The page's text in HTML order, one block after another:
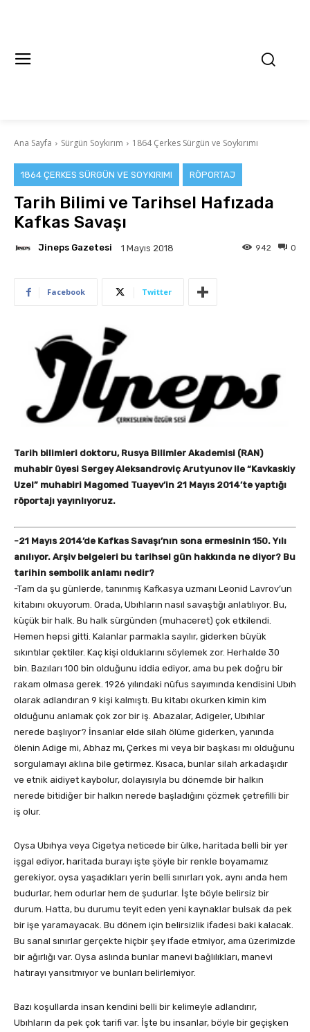
Ana Sayfa Sürgün Soykırım 1864 Çerkes Sürgün ve Soykırımı
1864 ÇERKES SÜRGÜN VE SOYKIRIMI RÖPORTAJ
Tarih Bilimi ve Tarihsel Hafızada
Kafkas Savaşı
Jineps Gazetesi 1 Mayıs 2018 0
942
Facebook Twitter
Tarih bilimleri doktoru, Rusya Bilimler Akademisi (RAN)
muhabir üyesi Sergey Aleksandroviç Arutyunov ile “Kavkaskiy
Uzel” muhabiri Magomed Tuayev’in 21 Mayıs 2014’te yaptığı
röportajı yayınlıyoruz.
-21 Mayıs 2014’de Kafkas Savaşı’nın sona ermesinin 150. Yılı
anılıyor. Arşiv belgeleri bu tarihsel gün hakkında ne diyor? Bu
tarihin sembolik anlamı nedir?
-Tam da şu günlerde, tanınmış Kafkasya uzmanı Leonid Lavrov’un
kitabını okuyorum. Orada, Ubıhların nasıl savaştığı anlatılıyor. Bu,
küçük bir halk. Bu halk sürgünden (muhaceret) çok etkilendi.
Hemen hepsi gitti. Kalanlar parmakla sayılır, giderken büyük
sıkıntılar çektiler. Kaç kişi olduklarını söylemek zor. Herhalde 30
bin. Bazıları 100 bin olduğunu iddia ediyor, ama bu pek doğru bir
rakam olmasa gerek. 1926 yılındaki nüfus sayımında kendisini Ubıh
olarak adlandıran 9 kişi kalmıştı. Bu kitabı okurken kimin kim
olduğunu anlamak çok zor bir iş. Abazalar, Adigeler, Ubıhlar
nerede başlıyor? İnsanlar elde silah ölüme giderken, yanında
ölenin Adige mi, Abhaz mı, Çerkes mi veya bir başkası mı olduğunu
sorgulamayı aklına bile getirmez. Kısaca, bunlar silah arkadaşıdır
ve etnik aidiyet kaybolur, dolayısıyla bu dönemde bir halkın
nerede bitidiğer bir halkın nerede başladığını çözmek çetrefilli bir
iş olur.
Oysa Ubıhya veya Cigetya neticede bir ülke, haritada belli bir yer
işgal ediyor, haritada burayı işte şöyle bir renkle boyamamız
gerekiyor, oysa yaşadıkları yerin belli sınırları yok, aynı anda hem
budurlar, hem odurlar hem de şudurlar. İşte böyle belirsiz bir
durum. Hatta, bu durumu teyit eden yeni kaynaklar bulsak da pek
bir işe yaramayacak. Bu dönem için belirsizlik ifadesi baki kalacak.
Bu sanal sınırlar gerçekte hiçbir şey ifade etmiyor, ama üzerimizde
bir ağırlığı var. Oysa aslında bunlar manevi bağlılıkları, manevi
hatırayı yansıtmıyor ve bunları belirlemiyor.
Bazı koşullarda insan kendini belli bir kelimeyle adlandırır,
Ubıhların da pek çok tarifi var. İşte bu insanlar, böyle bir geçişken